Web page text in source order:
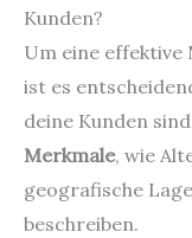
Kunden?
Um eine
ist es
deine Kunden
Merkmale, wie
geografische
beschreiben.